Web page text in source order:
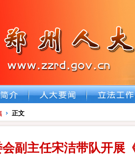
正文
副主任宋洁带队开展